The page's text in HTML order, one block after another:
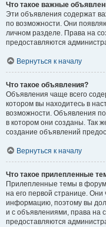
Что такое важные
Эти объявления содержат
по возможности. Они
личном разделе. Права на
предоставляются
Вернуться к началу
Что такое объявления?
Объявления чаще всего
котором вы находитесь в
возможности. Объявления
в котором они созданы. Так
создание объявлений
Вернуться к началу
Что такое прилепленные
Прилепленные темы в
на его первой странице.
информацию, поэтому вы
и с объявлениями, права на
предоставляются